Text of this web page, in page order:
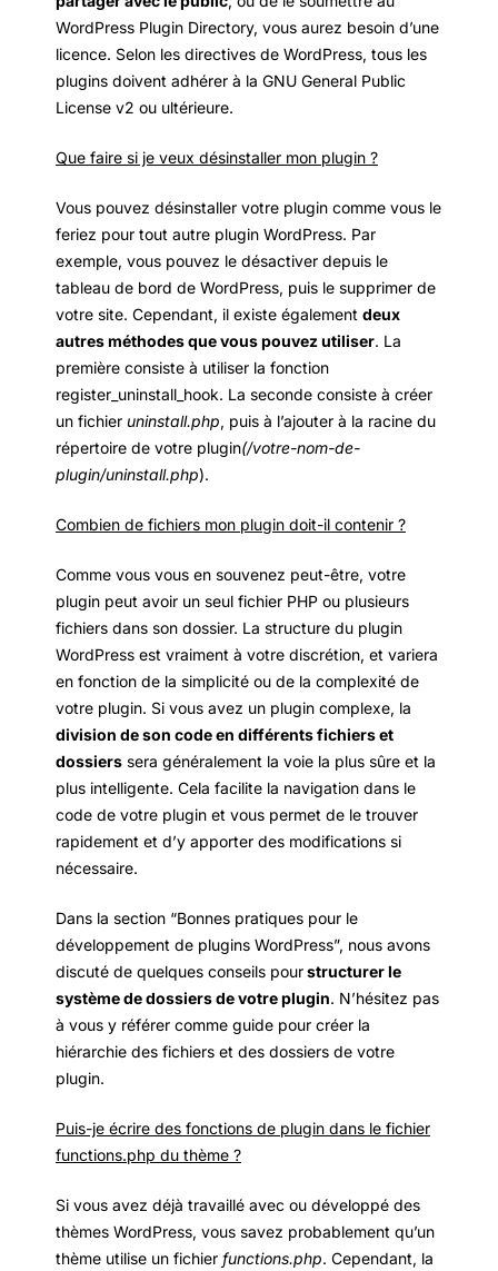
WordPress Plugin Directory, vous aurez besoin d’une
licence. Selon les directives de WordPress, tous les
plugins doivent adhérer à la GNU General Public
License v2 ou ultérieure.
Que faire si je veux désinstaller mon plugin ?
Vous pouvez désinstaller votre plugin comme vous le
feriez pour tout autre plugin WordPress. Par
exemple, vous pouvez le désactiver depuis le
tableau de bord de WordPress, puis le supprimer de
votre site. Cependant, il existe également deux
autres méthodes que vous pouvez utiliser. La
première consiste à utiliser la fonction
register_uninstall_hook. La seconde consiste à créer
un fichier uninstall.php, puis à l’ajouter à la racine du
répertoire de votre plugin(/votre-nom-de-
plugin/uninstall.php).
Combien de fichiers mon plugin doit-il contenir ?
Comme vous vous en souvenez peut-être, votre
plugin peut avoir un seul fichier PHP ou plusieurs
fichiers dans son dossier. La structure du plugin
WordPress est vraiment à votre discrétion, et variera
en fonction de la simplicité ou de la complexité de
votre plugin. Si vous avez un plugin complexe, la
division de son code en différents fichiers et
dossiers sera généralement la voie la plus sûre et la
plus intelligente. Cela facilite la navigation dans le
code de votre plugin et vous permet de le trouver
rapidement et d’y apporter des modifications si
nécessaire.
Dans la section “Bonnes pratiques pour le
développement de plugins WordPress”, nous avons
discuté de quelques conseils pourstructurer le
système de dossiers de votre plugin. N’hésitez pas
à vous y référer comme guide pour créer la
hiérarchie des fichiers et des dossiers de votre
plugin.
Puis-je écrire des fonctions de plugin dans le fichier
functions.php du thème ?
Si vous avez déjà travaillé avec ou développé des
thèmes WordPress, vous savez probablement qu’un
thème utilise un fichier functions.php. Cependant, la